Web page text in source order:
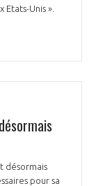
Unis ».
désormais
pour sa